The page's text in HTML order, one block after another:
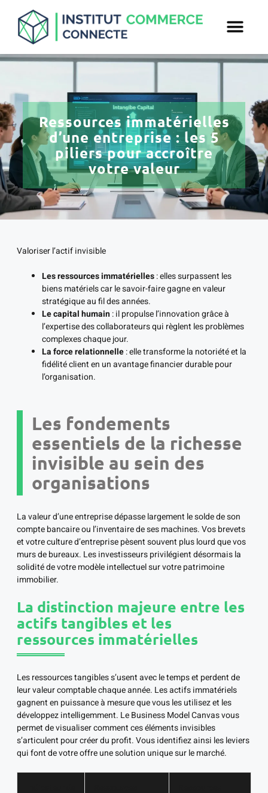
Ressources immatérielles
d’une entreprise : les 5
piliers pour accroître
votre valeur
Valoriser l’actif invisible
Les ressources immatérielles: elles surpassent les
biens matériels car le savoir-faire gagne en valeur
stratégique au fil des années.
Le capital humain: il propulse l’innovation grâce à
l’expertise des collaborateurs qui règlent les problèmes
complexes chaque jour.
La force relationnelle: elle transforme la notoriété et la
fidélité client en un avantage financier durable pour
l’organisation.
Les fondements
essentiels de la richesse
invisible au sein des
organisations
La valeur d’une entreprise dépasse largement le solde de son
compte bancaire ou l’inventaire de ses machines. Vos brevets
et votre culture d’entreprise pèsent souvent plus lourd que vos
murs de bureaux. Les investisseurs privilégient désormais la
solidité de votre modèle intellectuel sur votre patrimoine
immobilier.
La distinction majeure entre les
actifs tangibles et les
ressources immatérielles
Les ressources tangibles s’usent avec le temps et perdent de
leur valeur comptable chaque année. Les actifs immatériels
gagnent en puissance à mesure que vous les utilisez et les
développez intelligemment. Le Business Model Canvas vous
permet de visualiser comment ces éléments invisibles
s’articulent pour créer du profit. Vous identifiez ainsi les leviers
qui font de votre offre une solution unique sur le marché.